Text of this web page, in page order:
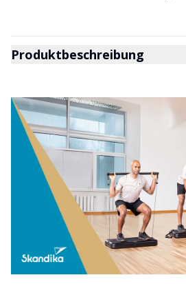
Produktbeschreibung